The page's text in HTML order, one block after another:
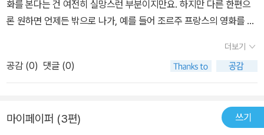
이 부지런한 악마에 그저 감탄할 뿐이다.기억은 시간이 지날수록 흐
릿해지는 것 같지만 실제로는 그렇지도 않은 것 같다. 나이가 들수록
옛 일을 떠올리게 된다. 구석에 쳐박혀 먼지 덮힌 기억을 자꾸만 꺼내
본다. 그럴수록 기억은 더 생생해진다. 나는 어느 큰 도서관에서 이 책
가지로 지루하다. 여러 인터뷰를 모아 놓은 것이기 때문에 같은 얘기
를 되풀이 할 때가 많다. 확실히 그의 영광은 데뷔작인 <천국보다 낯
화를 본다는 건 여전히 실망스런 부분이지만요. 하지만 다른 한편으
론 원하면 언제든 밖으로 나가, 예를 들어 조르주 프랑스의 영화를 구
그는 극장과 비디오의 차이를 묻는 말에 이렇게 대답했어요. '극장에
서는 스크린을 올려다보고, tv는 내려다보죠'라고요. -160쪽
더보기
공감 (0) 댓글 (0)
마이페이퍼 (3편) 쓰기